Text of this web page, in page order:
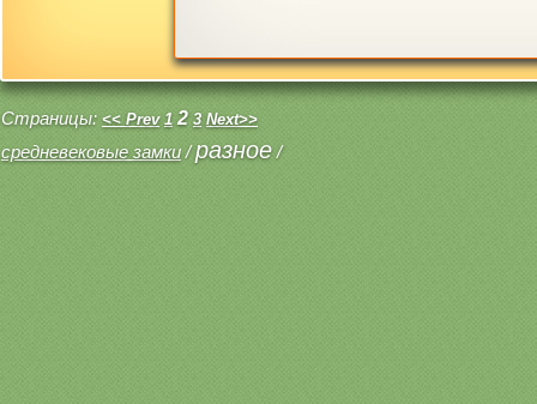
Страницы: << Prev 1 2 3 Next>>
средневековые замки/разное/